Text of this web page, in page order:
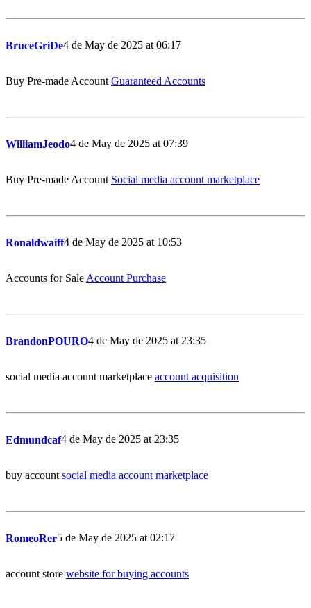
BruceGriDe4 de May de 2025 at 06:17
Buy Pre-made Account Guaranteed Accounts
WilliamJeodo4 de May de 2025 at 07:39
Buy Pre-made Account Social media account marketplace
Ronaldwaiff4 de May de 2025 at 10:53
Accounts for Sale Account Purchase
BrandonPOURO4 de May de 2025 at 23:35
social media account marketplace account acquisition
Edmundcaf4 de May de 2025 at 23:35
buy account social media account marketplace
RomeoRer5 de May de 2025 at 02:17
account store website for buying accounts